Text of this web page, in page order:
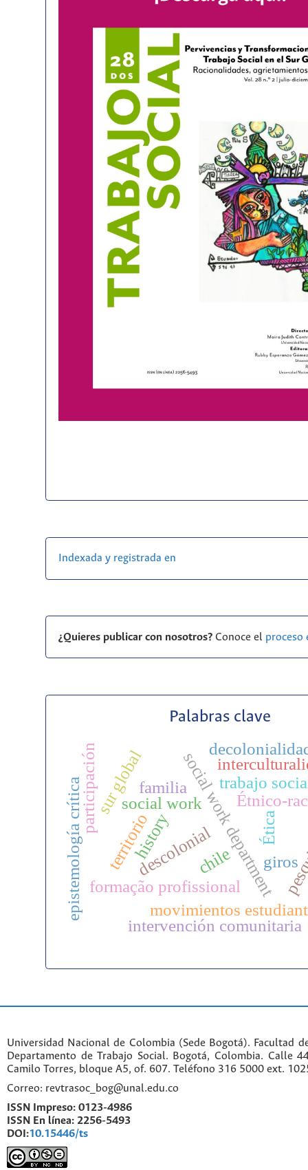
Indexada y registrada en
¿Quieres publicar con nosotros?Conoce el
Palabras clave
social work
historysocial work department
trabajo
descolonial
sur global
giros
movimientos
chile
intervención comunitaria
formação profissional
Étnico-
epistemología crítica Ética
familia
territorio
participación
Universidad Nacional de Colombia (Sede Bogotá). Facultad
Departamento de Trabajo Social. Bogotá, Colombia. Calle
Camilo Torres, bloque A5, of. 607. Teléfono 316 5000 ext.
Correo: revtrasoc_bog@unal.edu.co
ISSN Impreso: 0123-4986
ISSN En línea: 2256-5493
DOI:10.15446/ts